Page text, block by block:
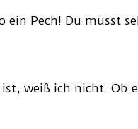
ein Pech! Du musst
weiß ich nicht. Ob